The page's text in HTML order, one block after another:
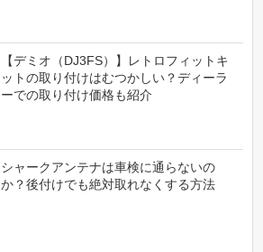
【デミオ（DJ3FS）】レトロフィットキ
ットの取り付けはむつかしい？ディーラ
ーでの取り付け価格も紹介
シャークアンテナは車検に通らないの
か？後付けでも絶対取れなくする方法